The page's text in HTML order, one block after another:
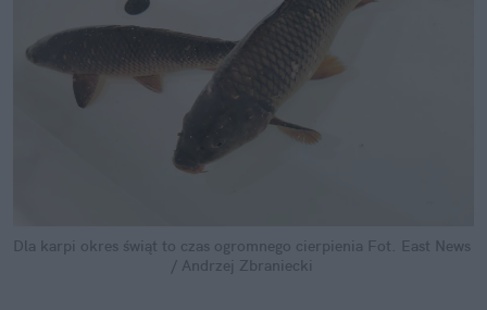
Dla karpi okres świąt to czas ogromnego cierpienia Fot. East News
/ Andrzej Zbraniecki